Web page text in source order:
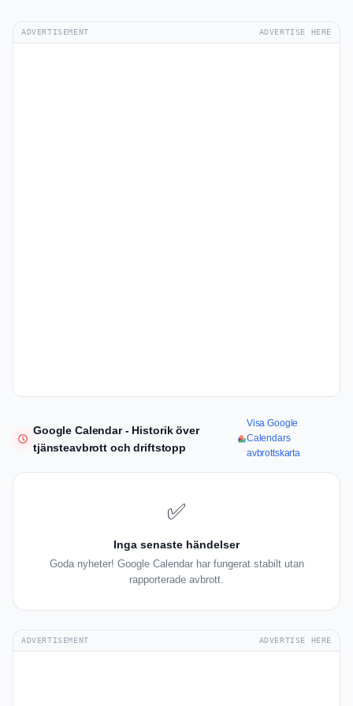
ADVERTISEMENT ADVERTISE HERE
Google Calendar - Historik över
tjänsteavbrott och driftstopp
Visa Google
Calendars
avbrottskarta
✅
Inga senaste händelser
Goda nyheter! Google Calendar har fungerat stabilt utan
rapporterade avbrott.
ADVERTISEMENT ADVERTISE HERE